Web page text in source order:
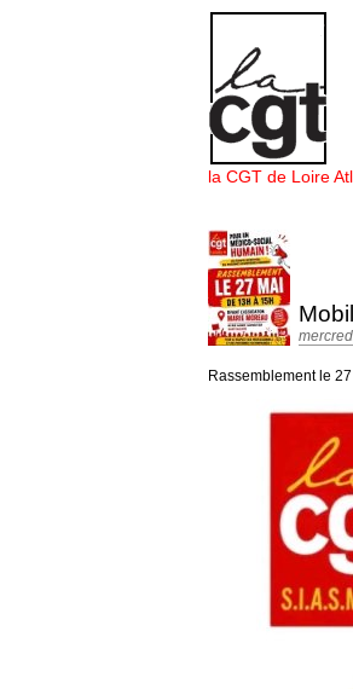
Panneau de gestion des cookies
la CGT de Loire
Rassemblement le